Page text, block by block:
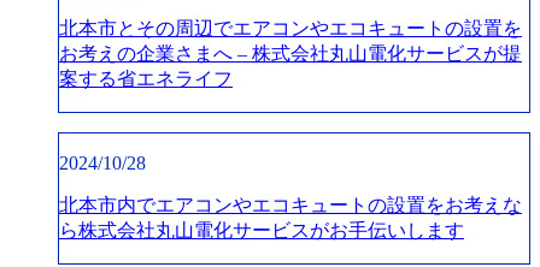
北本市とその周辺でエアコンやエコキュートの設置を
お考えの企業さまへ – 株式会社丸山電化サービスが提
案する省エネライフ
2024/10/28
北本市内でエアコンやエコキュートの設置をお考えな
ら株式会社丸山電化サービスがお手伝いします